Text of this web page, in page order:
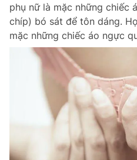
Giấy phép xuất bản số 110/GP -
© 2003-2026 Bản quyền thuộc về
dưới mọi hình thức nếu không có
Phát triển bởi ePi Technologies,
phụ nữ là mặc những chiếc
chíp) bó sát để tôn dáng.
mặc những chiếc áo ngực